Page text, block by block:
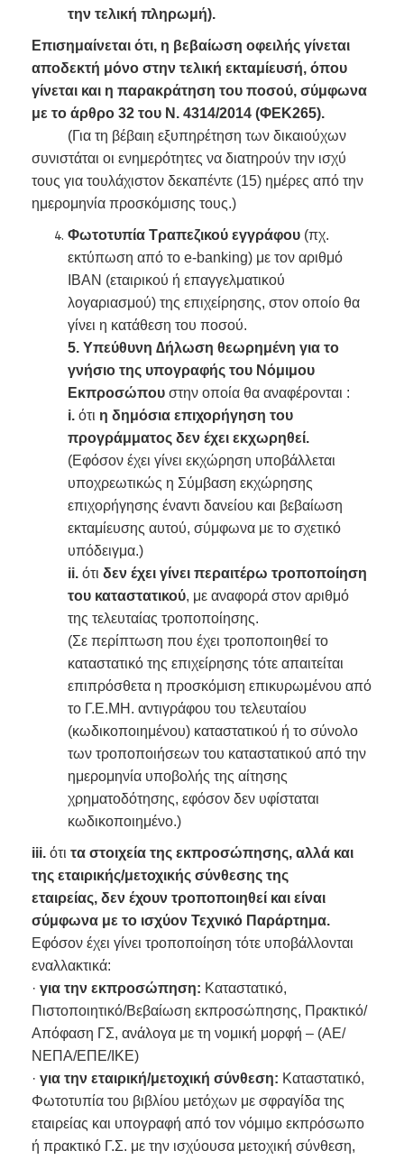
την τελική πληρωμή).
Επισημαίνεται ότι, η βεβαίωση οφειλής γίνεται
αποδεκτή μόνο στην τελική εκταμίευσή, όπου
γίνεται και η παρακράτηση του ποσού, σύμφωνα
με το άρθρο 32 του Ν. 4314/2014 (ΦΕΚ265).
(Για τη βέβαιη εξυπηρέτηση των δικαιούχων
συνιστάται οι ενημερότητες να διατηρούν την ισχύ
τους για τουλάχιστον δεκαπέντε (15) ημέρες από την
ημερομηνία προσκόμισης τους.)
Φωτοτυπία Τραπεζικού εγγράφου (πχ.
εκτύπωση από το e-banking) με τον αριθμό
ΙΒΑΝ (εταιρικού ή επαγγελματικού
λογαριασμού) της επιχείρησης, στον οποίο θα
γίνει η κατάθεση του ποσού.
5. Υπεύθυνη ∆ήλωση θεωρημένη για το
γνήσιο της υπογραφής του Νόμιμου
Εκπροσώπου στην οποία θα αναφέρονται :
i. ότι η δημόσια επιχορήγηση του
προγράμματος δεν έχει εκχωρηθεί.
(Εφόσον έχει γίνει εκχώρηση υποβάλλεται
υποχρεωτικώς η Σύμβαση εκχώρησης
επιχορήγησης έναντι δανείου και βεβαίωση
εκταμίευσης αυτού, σύμφωνα με το σχετικό
υπόδειγμα.)
ii. ότι δεν έχει γίνει περαιτέρω τροποποίηση
του καταστατικού, με αναφορά στον αριθμό
της τελευταίας τροποποίησης.
(Σε περίπτωση που έχει τροποποιηθεί το
καταστατικό της επιχείρησης τότε απαιτείται
επιπρόσθετα η προσκόμιση επικυρωμένου από
το Γ.Ε.ΜΗ. αντιγράφου του τελευταίου
(κωδικοποιημένου) καταστατικού ή το σύνολο
των τροποποιήσεων του καταστατικού από την
ημερομηνία υποβολής της αίτησης
χρηματοδότησης, εφόσον δεν υφίσταται
κωδικοποιημένο.)
iii. ότι τα στοιχεία της εκπροσώπησης, αλλά και
της εταιρικής/μετοχικής σύνθεσης της
εταιρείας, δεν έχουν τροποποιηθεί και είναι
σύμφωνα με το ισχύον Τεχνικό Παράρτημα.
Εφόσον έχει γίνει τροποποίηση τότε υποβάλλονται
εναλλακτικά:
· για την εκπροσώπηση: Καταστατικό,
Πιστοποιητικό/Βεβαίωση εκπροσώπησης, Πρακτικό/
Απόφαση ΓΣ, ανάλογα με τη νομική μορφή – (ΑΕ/
ΝΕΠΑ/ΕΠΕ/ΙΚΕ)
· για την εταιρική/μετοχική σύνθεση: Καταστατικό,
Φωτοτυπία του βιβλίου μετόχων με σφραγίδα της
εταιρείας και υπογραφή από τον νόμιμο εκπρόσωπο
ή πρακτικό Γ.Σ. με την ισχύουσα μετοχική σύνθεση,